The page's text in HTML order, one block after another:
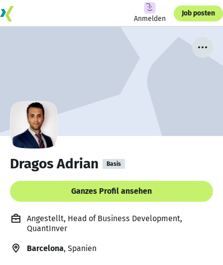
Anmelden
Job posten
Dragos Adrian Basis
Ganzes Profil ansehen
Angestellt, Head of Business Development,
QuantInver
Barcelona, Spanien